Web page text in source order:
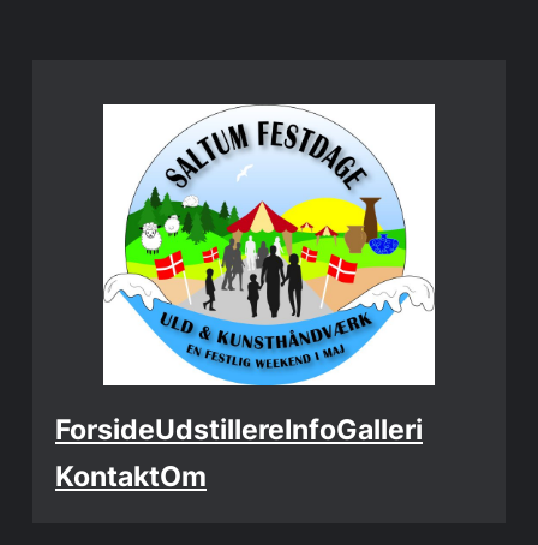
ForsideUdstillereInfoGalleri
KontaktOm